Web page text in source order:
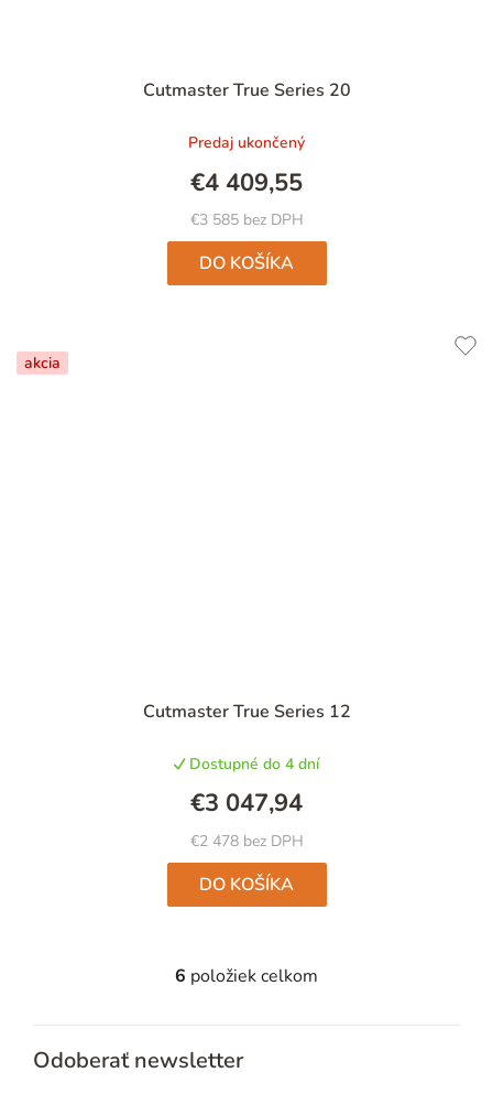
Cutmaster True Series 20
Predaj ukončený
€3 585 bez DPH
€4 409,55
DO KOŠÍKA
akcia
Cutmaster True Series 12
Dostupné do 4 dní
€2 478 bez DPH
€3 047,94
DO KOŠÍKA
O
6 položiek celkom
Odoberať newsletter